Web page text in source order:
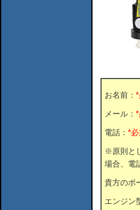
お名前：
メール：
電話： *
※原則と
場合、電
貴方のボ
エンジン